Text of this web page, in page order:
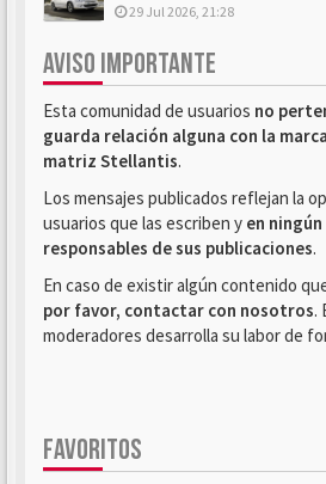
29 Jul 2026, 21:28
AVISO IMPORTANTE
Esta comunidad de usuarios no
guarda relación alguna con la
matriz Stellantis.
Los mensajes publicados reflejan la
usuarios que las escriben y en
responsables de sus publicaciones.
En caso de existir algún contenido
por favor, contactar con nosotros.
moderadores desarrolla su labor de
FAVORITOS